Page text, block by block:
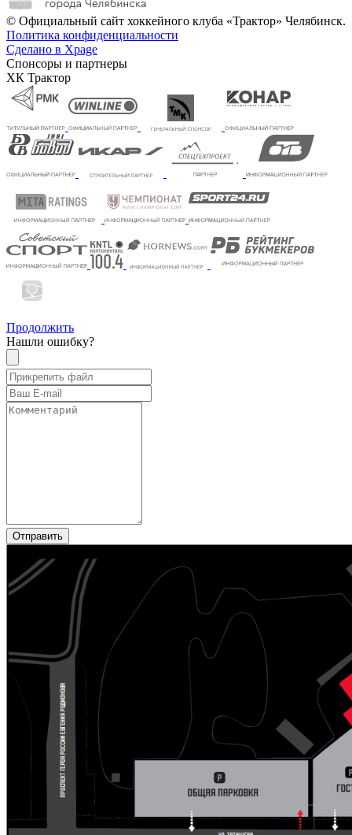
© Официальный сайт хоккейного клуба «Трактор» Челябинск.
Политика конфиденциальности
Сделано в Xpage
Спонсоры и партнеры
ХК Трактор
Продолжить
Нашли ошибку?